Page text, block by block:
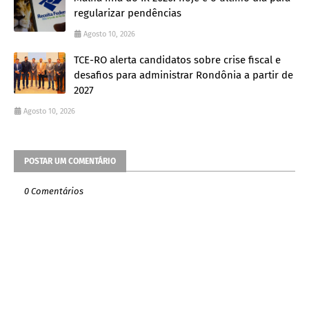
regularizar pendências
Agosto 10, 2026
TCE-RO alerta candidatos sobre crise fiscal e
desafios para administrar Rondônia a partir de
2027
Agosto 10, 2026
POSTAR UM COMENTÁRIO
0 Comentários